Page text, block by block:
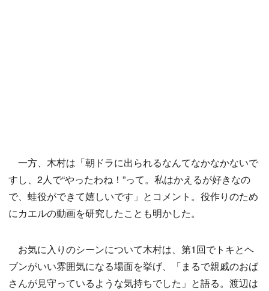
一方、木村は「朝ドラに出られるなんてなかなかないで
すし、2人で“やったわね！”って。私はかえるが好きなの
で、蛙役ができて嬉しいです」とコメント。役作りのため
にカエルの動画を研究したことも明かした。
お気に入りのシーンについて木村は、第1回でトキとヘ
ブンがいい雰囲気になる場面を挙げ、「まるで親戚のおば
さんが見守っているような気持ちでした」と語る。渡辺は